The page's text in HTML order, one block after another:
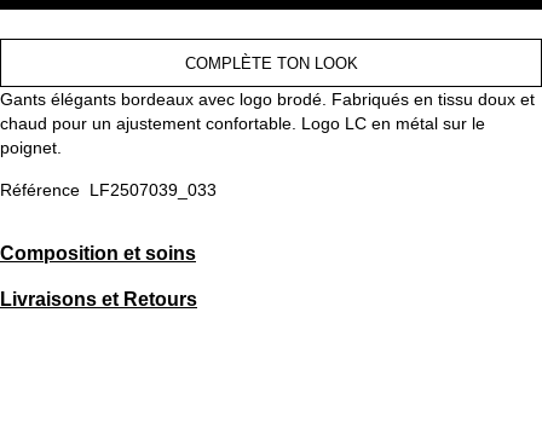
COMPLÈTE TON LOOK
Gants élégants bordeaux avec logo brodé. Fabriqués en tissu doux et
chaud pour un ajustement confortable. Logo LC en métal sur le
poignet.
Référence LF2507039_033
Composition et soins
Livraisons et Retours